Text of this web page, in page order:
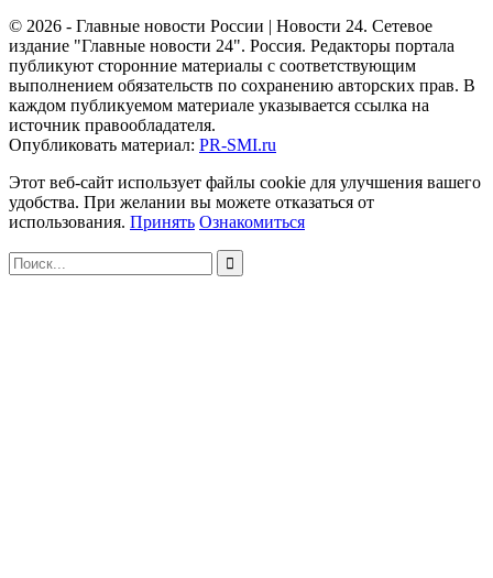
© 2026 - Главные новости России | Новости 24. Сетевое
издание "Главные новости 24". Россия. Редакторы портала
публикуют сторонние материалы с соответствующим
выполнением обязательств по сохранению авторских прав. В
каждом публикуемом материале указывается ссылка на
источник правообладателя.
Опубликовать материал: PR-SMI.ru
Этот веб-сайт использует файлы cookie для улучшения вашего
удобства. При желании вы можете отказаться от
использования. Принять Ознакомиться